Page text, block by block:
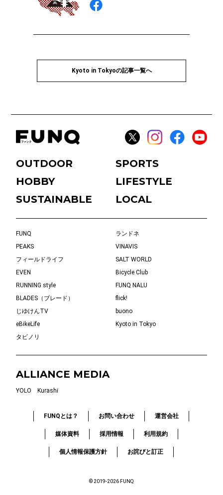
Kyoto in Tokyoの記事一覧へ
OUTDOOR
SPORTS
HOBBY
LIFESTYLE
SUSTAINABLE
LOCAL
FUNQ
ランドネ
PEAKS
VINAVIS
フィールドライフ
SALT WORLD
EVEN
Bicycle Club
RUNNING style
FUNQ NALU
BLADES（ブレード）
flick!
じゆけんTV
buono
eBikeLife
Kyoto in Tokyo
タビノリ
ALLIANCE MEDIA
YOLO Kurashi
FUNQとは？ お問い合わせ 運営会社
媒体資料 採用情報 利用規約
個人情報保護方針 お詫びと訂正
© 2019-2026 FUNQ